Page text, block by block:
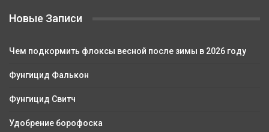
Новые Записи
Чем подкормить флоксы весной после зимы в 2026 году
Фунгицид Фалькон
Фунгицид Свитч
Удобрение борофоска